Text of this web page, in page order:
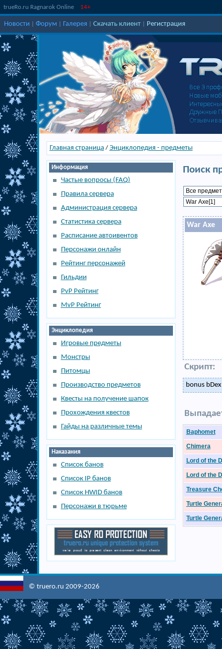
trueRo.ru Ragnarok Online 14+
Новости Форум Галерея Скачать клиент Регистрация
Главная страница/ Энциклопедия - предметы
Информация
Частые вопросы (FAQ)
Правила сервера
Администрация сервера
Статистика сервера
Расписание автоивентов
Персонажи онлайн
Рейтинг персонажей
Гильдии
PvP Рейтинг
MvP Рейтинг
Энциклопедия
Игровые предметы
Монстры
Питомцы
Производство предметов
Квесты на получение шапок
Прохождения квестов
Гайды на различные темы
Наказания
Список банов
Список IP банов
Список HWID банов
Персонажи в тюрьме
Поиск
War Axe
Скрипт:
bonus
Baphomet
Chimera
Lord of the
Lord of the
Treasure
Turtle
Turtle
© truero.ru 2009-2026